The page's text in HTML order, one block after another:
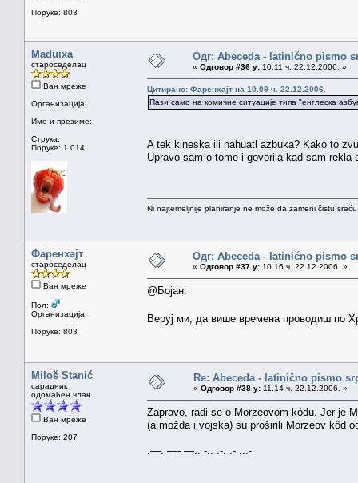
Поруке: 803
Maduixa
староседелац
Ван мреже
Организација:
Име и презиме:
Струка:
Поруке: 1.014
Одг: Abeceda - latinično pismo
« Одговор #36 у: 10.11 ч. 22.12.2006. »
Цитирано: Фаренхајт на 10.09 ч. 22.12.2006.
Пази само на комичне ситуације типа "енглеска
A tek kineska ili nahuatl azbuka? Kako to
Upravo sam o tome i govorila kad sam
Ni najtemeljnije planiranje ne može da zameni čistu
Фаренхајт
староседелац
Ван мреже
Пол:
Организација:
Поруке: 803
Одг: Abeceda - latinično pismo
« Одговор #37 у: 10.16 ч. 22.12.2006. »
@Бојан:
Веруј ми, да више времена проводиш по
Miloš Stanić
сарадник
одомаћен члан
Ван мреже
Поруке: 207
Re: Abeceda - latinično pismo
« Одговор #38 у: 11.14 ч. 22.12.2006. »
Zapravo, radi se o Morzeovom kôdu. Jer je
(a možda i vojska) su proširili Morzeov kôd
.—. —- —.. -.. .-. .- ...-